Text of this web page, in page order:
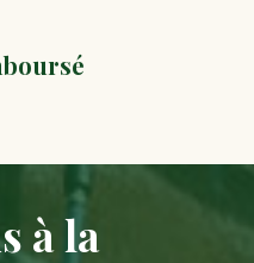
à la